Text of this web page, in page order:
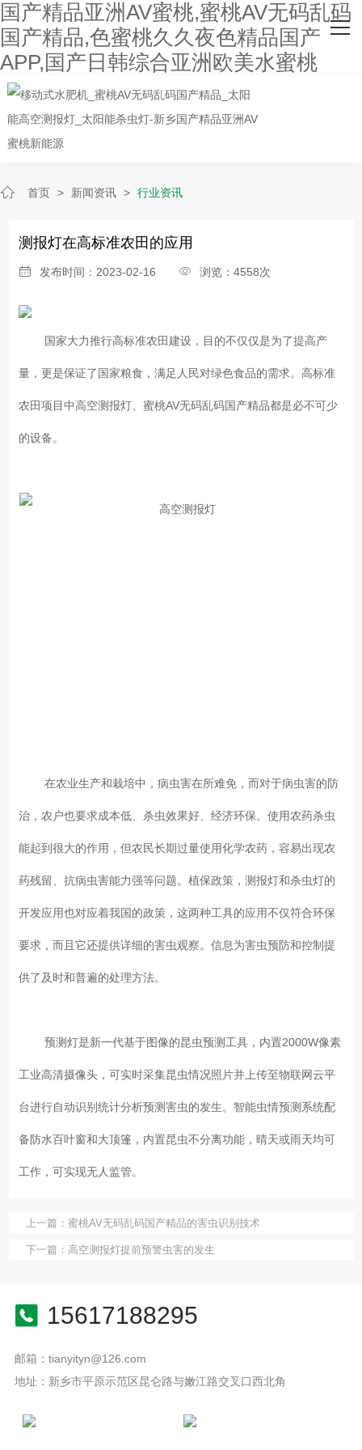
国产精品亚洲AV蜜桃,蜜桃AV无码乱码
国产精品,色蜜桃久久夜色精品国产
APP,国产日韩综合亚洲欧美水蜜桃
网站首页
关于国产精品亚洲AV蜜桃
主营产品
客户案例
人才招聘
联系国产精品亚洲AV蜜桃
首页 > 新闻资讯 > 行业资讯
测报灯在高标准农田的应用
发布时间：2023-02-16 浏览：4558次
国家大力推行高标准农田建设，目的不仅仅是为了提高产
量，更是保证了国家粮食，满足人民对绿色食品的需求。高标准
农田项目中高空测报灯、蜜桃AV无码乱码国产精品都是必不可少
的设备。
在农业生产和栽培中，病虫害在所难免，而对于病虫害的防
治，农户也要求成本低、杀虫效果好、经济环保。使用农药杀虫
能起到很大的作用，但农民长期过量使用化学农药，容易出现农
药残留、抗病虫害能力强等问题。植保政策，测报灯和杀虫灯的
开发应用也对应着我国的政策，这两种工具的应用不仅符合环保
要求，而且它还提供详细的害虫观察。信息为害虫预防和控制提
供了及时和普遍的处理方法。
预测灯是新一代基于图像的昆虫预测工具，内置2000W像素
工业高清摄像头，可实时采集昆虫情况照片并上传至物联网云平
台进行自动识别统计分析预测害虫的发生。智能虫情预测系统配
备防水百叶窗和大顶篷，内置昆虫不分离功能，晴天或雨天均可
工作，可实现无人监管。
上一篇： 蜜桃AV无码乱码国产精品的害虫识别技术
下一篇： 高空测报灯提前预警虫害的发生
15617188295
邮箱：tianyityn@126.com
地址：新乡市平原示范区昆仑路与嫩江路交叉口西北角